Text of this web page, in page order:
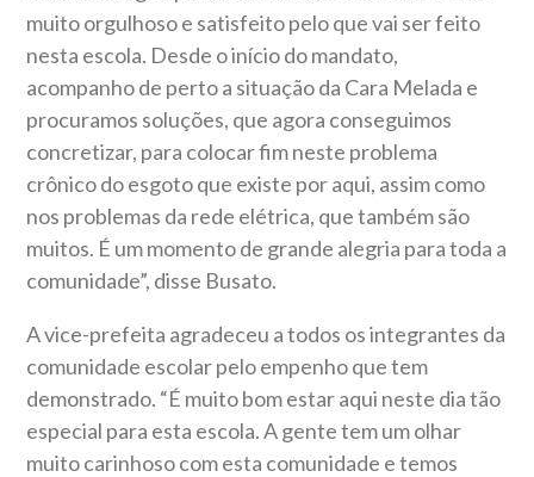
muito orgulhoso e satisfeito pelo que vai ser feito
nesta escola. Desde o início do mandato,
acompanho de perto a situação da Cara Melada e
procuramos soluções, que agora conseguimos
concretizar, para colocar fim neste problema
crônico do esgoto que existe por aqui, assim como
nos problemas da rede elétrica, que também são
muitos. É um momento de grande alegria para toda a
comunidade”, disse Busato.
A vice-prefeita agradeceu a todos os integrantes da
comunidade escolar pelo empenho que tem
demonstrado. “É muito bom estar aqui neste dia tão
especial para esta escola. A gente tem um olhar
muito carinhoso com esta comunidade e temos